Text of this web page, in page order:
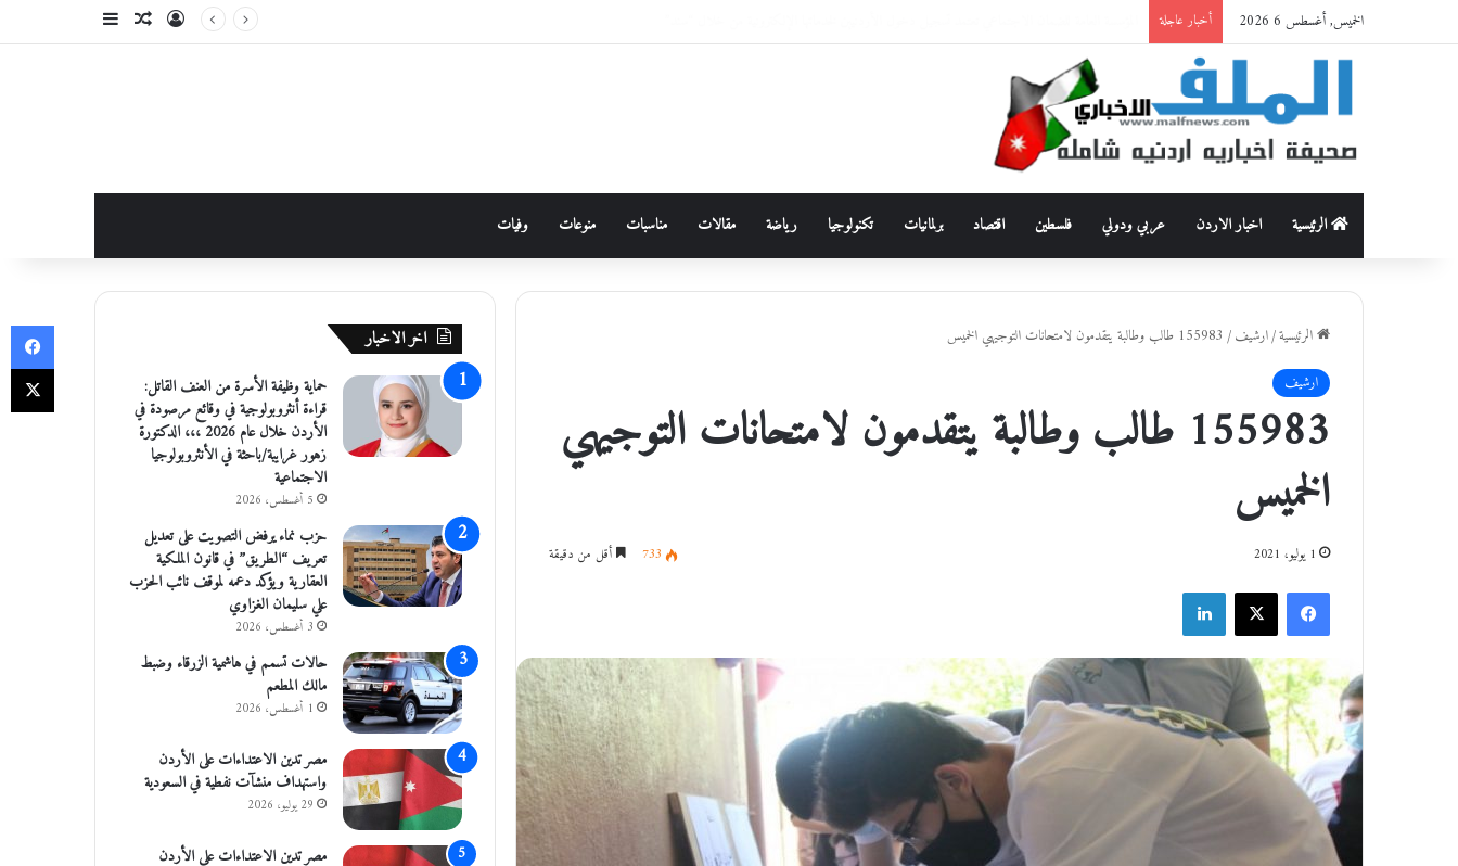
الخميس, أغسطس 6 2026 أخبار عاجلة تسجيل الدخولمقال عشوائي
الرئيسية اخبار الاردن عربي ودولي فلسطين اقتصاد برلمانيات تكنولوجيا رياضة مقالات مناسبات منوعات وفيات
الرئيسية/ارشيف/ 155983 طالب وطالبة يتقدمون لامتحانات التوجيهي الخميس
ارشيف
155983 طالب وطالبة يتقدمون لامتحانات التوجيهي
الخميس
1 يوليو، 2021 733 أقل من دقيقة
فيسبوك
اخر الاخبار
حماية وظيفة الأسرة من العنف القاتل:
قراءة أنثروبولوجية في وقائع مرصودة في
الأردن خلال عام 2026 ،،، الدكتورة
زهور غرايبة/باحثة في الأنثروبولوجيا
الاجتماعية
5 أغسطس، 2026
حزب نماء يرفض التصويت على تعديل
تعريف “الطريق” في قانون الملكية
العقارية ويؤكد دعمه لموقف نائب الحزب
علي سليمان الغزاوي
3 أغسطس، 2026
حالات تسمم في هاشمية الزرقاء وضبط
مالك المطعم
1 أغسطس، 2026
مصر تدين الاعتداءات على الأردن
واستهداف منشآت نفطية في السعودية
29 يوليو، 2026
مصر تدين الاعتداءات على الأردن